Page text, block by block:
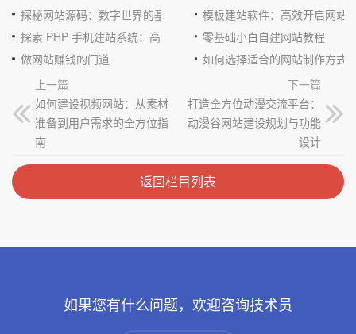
探秘网站源码：数字世界的基石
模板建站软件：高效开启网站
探索 PHP 手机建站系统：高效与便捷的完美结合零基础小白自建网站教程
做网站赚钱的门道
如何选择适合的网站制作方式
上一篇
如何建设视频网站：从素材
准备到用户需求的全方位指
南
下一篇
打造全方位动漫交流平台：
动漫谷网站建设规划与功能
设计
返回栏目列表
如果您有什么问题，欢迎咨询技术员